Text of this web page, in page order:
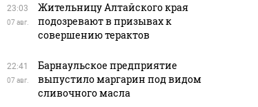
23:03
07 авг.
Жительницу Алтайского края
подозревают в призывах к
совершению терактов
22:41
07 авг.
Барнаульское предприятие
выпустило маргарин под видом
сливочного масла